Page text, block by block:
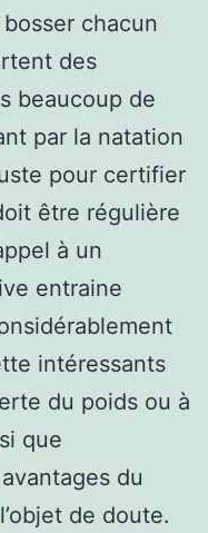
chacun
des
beaucoup de
par la natation
pour certifier
être régulière
à un
entraine
intéressants
du poids ou à
que
du
de doute.